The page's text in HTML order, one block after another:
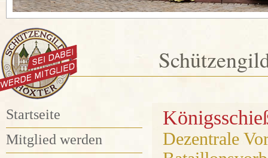
Startseite
Mitglied werden
Dezentrale